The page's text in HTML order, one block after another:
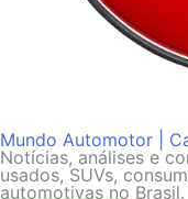
Mundo Automotor |
Notícias, análises e
usados, SUVs,
automotivas no Brasil.